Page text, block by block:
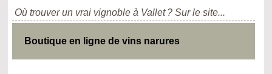
Où trouver un vrai vignoble à Vallet ? Sur le site...
Boutique en ligne de vins narures